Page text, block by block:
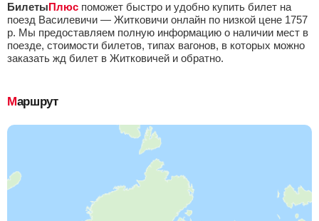
БилетыПлюс поможет быстро и удобно купить билет на
поезд Василевичи — Житковичи онлайн по низкой цене 1757
р. Мы предоставляем полную информацию о наличии мест в
поезде, стоимости билетов, типах вагонов, в которых можно
заказать жд билет в Житковичей и обратно.
Маршрут